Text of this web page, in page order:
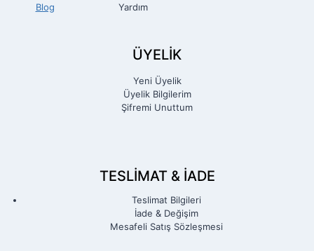
Blog
Yardım
ÜYELİK
Yeni Üyelik
Üyelik Bilgilerim
Şifremi Unuttum
TESLIMAT & İADE
Teslimat Bilgileri
İade & Değişim
Mesafeli Satış Sözleşmesi